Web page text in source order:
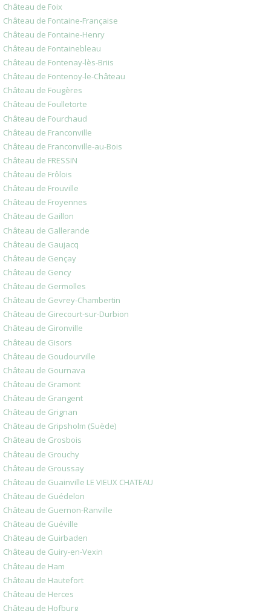
Château de Foix
Château de Fontaine-Française
Château de Fontaine-Henry
Château de Fontainebleau
Château de Fontenay-lès-Briis
Château de Fontenoy-le-Château
Château de Fougères
Château de Foulletorte
Château de Fourchaud
Château de Franconville
Château de Franconville-au-Bois
Château de FRESSIN
Château de Frôlois
Château de Frouville
Château de Froyennes
Château de Gaillon
Château de Gallerande
Château de Gaujacq
Château de Gençay
Château de Gency
Château de Germolles
Château de Gevrey-Chambertin
Château de Girecourt-sur-Durbion
Château de Gironville
Château de Gisors
Château de Goudourville
Château de Gournava
Château de Gramont
Château de Grangent
Château de Grignan
Château de Gripsholm (Suède)
Château de Grosbois
Château de Grouchy
Château de Groussay
Château de Guainville LE VIEUX CHATEAU
Château de Guédelon
Château de Guernon-Ranville
Château de Guéville
Château de Guirbaden
Château de Guiry-en-Vexin
Château de Ham
Château de Hautefort
Château de Herces
Château de Hofburg